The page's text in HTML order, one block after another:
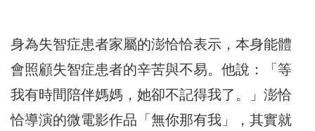
身為失智症患者家屬的澎恰恰表示，本身能體
會照顧失智症患者的辛苦與不易。他說：「等
我有時間陪伴媽媽，她卻不記得我了。」澎恰
恰導演的微電影作品「無你那有我」，其實就